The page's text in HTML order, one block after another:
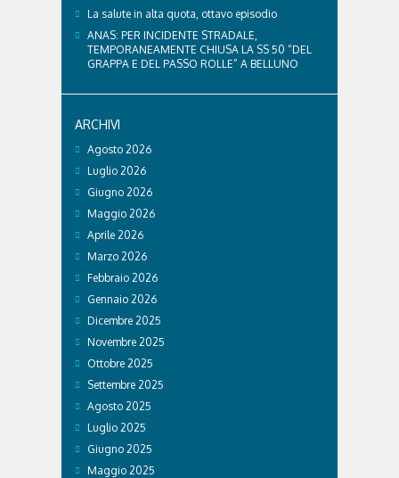
La salute in alta quota, ottavo episodio
ANAS: PER INCIDENTE STRADALE,
TEMPORANEAMENTE CHIUSA LA SS 50 “DEL
GRAPPA E DEL PASSO ROLLE” A BELLUNO
ARCHIVI
Agosto 2026
Luglio 2026
Giugno 2026
Maggio 2026
Aprile 2026
Marzo 2026
Febbraio 2026
Gennaio 2026
Dicembre 2025
Novembre 2025
Ottobre 2025
Settembre 2025
Agosto 2025
Luglio 2025
Giugno 2025
Maggio 2025